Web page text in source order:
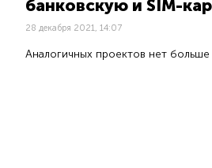
банковскую и SIM-
28 декабря 2021, 14:07
Аналогичных проектов нет больше